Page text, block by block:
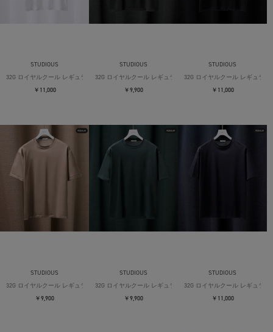
STUDIOUS
32G ロイヤルクール レギュラーTシャツ
￥11,000
STUDIOUS
32G ロイヤルクール レギュラーTシャツ
￥9,900
STUDIOUS
32G ロイヤルクール レギュラー
￥11,000
STUDIOUS
32G ロイヤルクール レギュラーTシャツ
￥9,900
STUDIOUS
32G ロイヤルクール レギュラーTシャツ
￥9,900
STUDIOUS
32G ロイヤルクール レギュラー
￥11,000